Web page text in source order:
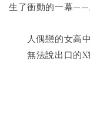
生了衝動的一幕——
人偶戀的女高中
無法說出口的X